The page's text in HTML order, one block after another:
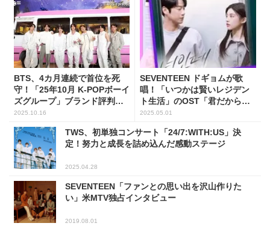
BTS、4カ月連続で首位を死
守！「25年10月 K-POPボーイ
ズグループ」ブランド評判ベ
スト5
2025.10.16
SEVENTEEN ドギョムが歌
唱！「いつかは賢いレジデン
ト生活」のOST「君だから」5
月3日リリース
2025.05.01
TWS、初単独コンサート「24/7:WITH:US」決
定！努力と成長を詰め込んだ感動ステージ
2025.04.28
SEVENTEEN「ファンとの思い出を沢山作りた
い」米MTV独占インタビュー
2019.08.01